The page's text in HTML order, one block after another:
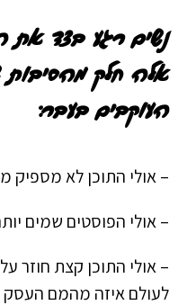
נשים רגע בצד את
אלה חלק מהסיבות
העוקבים בעבר:
– אולי התוכן לא מספיק
– אולי הפוסטים שמים
– אולי התוכן קצת חוזר
לעולם איזה מהמם העסק